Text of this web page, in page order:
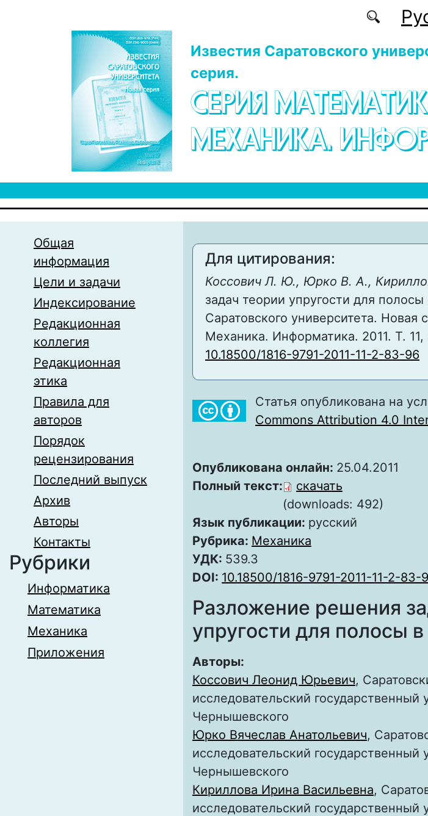
Известия Саратовского
серия.
СЕРИЯ
МЕХАНИКА.
Общая
информация
Цели и задачи
Индексирование
Редакционная
коллегия
Редакционная
этика
Правила для
авторов
Порядок
рецензирования
Последний выпуск
Архив
Авторы
Контакты
Рубрики
Информатика
Математика
Механика
Приложения
Для цитирования:
Коссович Л. Ю., Юрко В. А.,
задач теории упругости для
Саратовского университета.
Механика. Информатика. 2011. Т.
10.18500/1816-9791-2011-11-2-83-96
Статья опубликована на
Commons Attribution 4.0
Опубликована онлайн: 25.04.2011
Полный текст:
скачать
(downloads: 492)
Язык публикации: русский
Рубрика: Механика
УДК: 539.3
DOI: 10.18500/1816-9791-2011-11-2-83-
Разложение решения
упругости для полосы
Авторы:
Коссович Леонид Юрьевич,
исследовательский
Чернышевского
Юрко Вячеслав Анатольевич,
исследовательский
Чернышевского
Кириллова Ирина Васильевна,
исследовательский